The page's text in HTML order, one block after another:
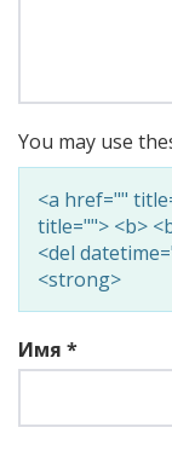
You may use
<a href=""
title=""> <b>
<del
<strong>
Имя *